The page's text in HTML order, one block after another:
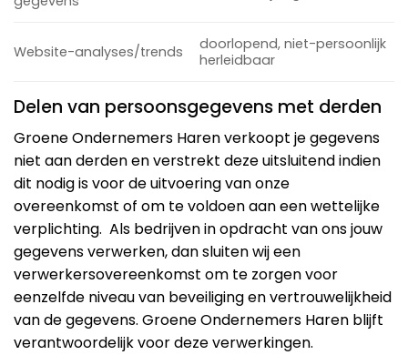
Website-analyses/trends
doorlopend, niet-persoonlijk
herleidbaar
Delen van persoonsgegevens met derden
Groene Ondernemers Haren verkoopt je gegevens
niet aan derden en verstrekt deze uitsluitend indien
dit nodig is voor de uitvoering van onze
overeenkomst of om te voldoen aan een wettelijke
verplichting. Als bedrijven in opdracht van ons jouw
gegevens verwerken, dan sluiten wij een
verwerkersovereenkomst om te zorgen voor
eenzelfde niveau van beveiliging en vertrouwelijkheid
van de gegevens. Groene Ondernemers Haren blijft
verantwoordelijk voor deze verwerkingen.